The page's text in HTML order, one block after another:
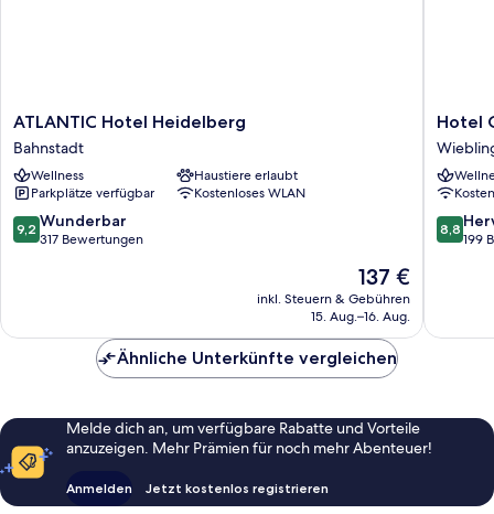
ATLANTIC
Hotel
Heidelberg
Bahnstadt
ATLANTIC Hotel Heidelberg
Bahnstadt
Wellness
Haustiere erlaubt
Parkplätze verfügbar
Kostenloses WLAN
9.2
von
9,2 Wunderbar
317 Bewertungen
Der
Preis
beträgt
137 €
inkl. Steuern & Gebühren
15. Aug.–16. Aug.
Hotel
Chester
Hotel
8.8
von
8,8
199
Ähnliche Unterkünfte vergleichen
Melde dich an, um verfügbare Rabatte und Vorteile
anzuzeigen. Mehr Prämien für noch mehr Abenteuer!
Anmelden Jetzt kostenlos registrieren